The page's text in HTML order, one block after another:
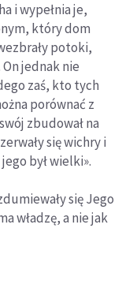
i wypełnia je,
który dom
potoki,
jednak nie
zaś, kto tych
porównać z
zbudował na
się wichry i
był wielki».
się Jego
władzę, a nie jak